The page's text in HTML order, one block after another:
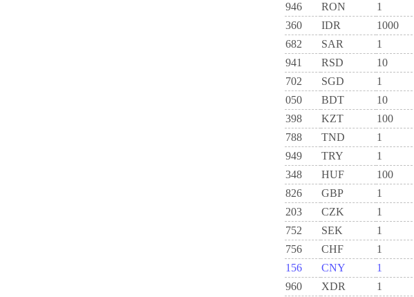
946
RON 1
360
IDR 1000
682
SAR 1
941
RSD 10
702
SGD 1
050
BDT 10
398
KZT 100
788
TND 1
949
TRY 1
348
HUF 100
826
GBP 1
203
CZK 1
752
SEK 1
756
CHF 1
156
CNY 1
960
XDR 1